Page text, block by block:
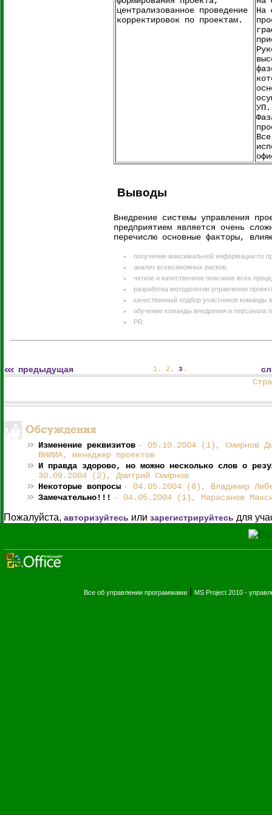
централизованное проведение
корректировок по проектам.
На
УП.
Выводы
Внедрение системы управления
предприятием является очень
перечислю основные факторы,
получение максимальной информации по
анализ всевозможных рисков;
четкое и качественное описание всех
разработка методологии управления
качественный подбор участников команды
обучение команды внедрения и персонала
PR.
предыдущая 1. 2. 3 .
Изменение реквизитов - 05.10.2004 (1), Смирнов
ВНИИА, менеджер проектов
И правда здорово, но можно несколько слов о
30.09.2004 (2), Дмитрий Смирнов
Некоторые вопросы - 04.05.2004 (8), Владимир
Замечательно!!! - 04.05.2004 (1), Марасанов
Пожалуйста, авторизуйтесь или зарегистрируйтесь для
Все об управлении программами MS Project 2010 -